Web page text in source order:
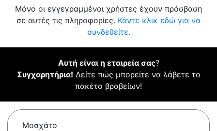
Μόνο οι εγγεγραμμένοι χρήστες έχουν πρόσβαση
σε αυτές τις πληροφορίες. Κάντε κλικ εδώ για να
συνδεθείτε.
Αυτή είναι η εταιρεία σας?
Συγχαρητήρια! Δείτε πώς μπορείτε να λάβετε το
πακέτο βραβείων!
Μοσχάτο